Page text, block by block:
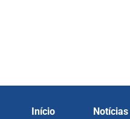
Início Notícias